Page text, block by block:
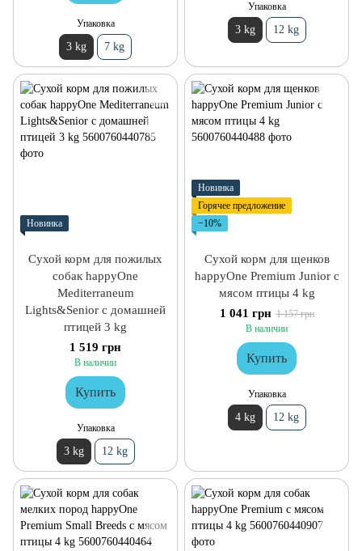
Упаковка
3 kg 7 kg
Упаковка
3 kg 12 kg
Новинка
Сухой корм для пожилых
собак happyOne
Mediterraneum
Lights&Senior с домашней
птицей 3 kg
1 519 грн
В наличии
Купить
Упаковка
3 kg 12 kg
Новинка
Горячее предложение
−10%
Сухой корм для щенков
happyOne Premium Junior с
мясом птицы 4 kg
1 041 грн 1 157 грн
В наличии
Купить
Упаковка
4 kg 12 kg